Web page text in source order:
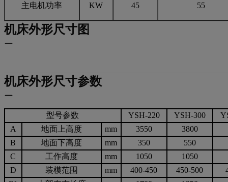
主电机功率 KW 45 55
机床外形尺寸图
机床外形尺寸参数
型号参数 YSH-220 YSH-300
A
地面上高度 mm 3550
3800
B
地面下高度 mm 350
550
C
工作高度 mm 1050
1050
D
装模范围 mm 400-450 450-500